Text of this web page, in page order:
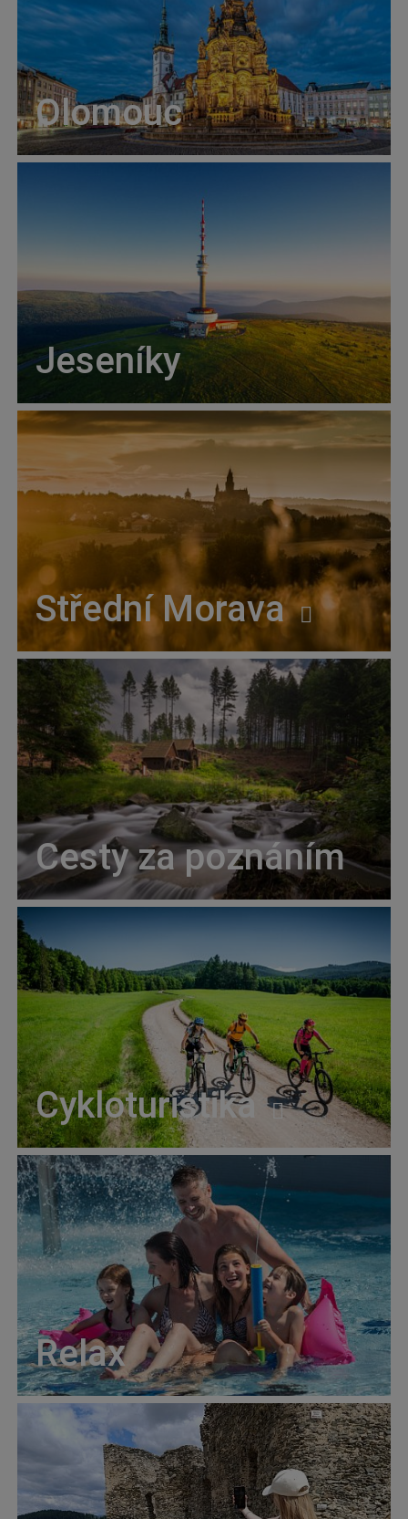
Olomouc
Jeseníky
Střední Morava
Cesty za poznáním
Cykloturistika
Relax